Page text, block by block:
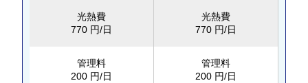
光熱費
770 円/日
管理料
200 円/日
光熱費
770 円/日
管理料
200 円/日